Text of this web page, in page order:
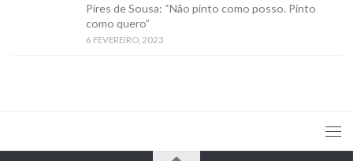
Pires de Sousa: “Não pinto como posso. Pinto
como quero”
6 FEVEREIRO, 2023